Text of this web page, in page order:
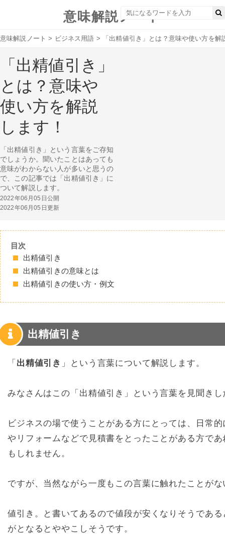
意味解説ノート
意味解説ノート > ビジネス用語 > 「出精値引き」とは？意味や使い方を解
「出精値引き」
とは？意味や
使い方を解説
します！
「出精値引き」という言葉をご存知
でしょうか。聞いたことはあっても
意味がわからない人が多いと思うの
で、この記事では「出精値引き」に
ついて解説します。
2022年06月05日公開
2022年06月05日更新
目次
出精値引き
出精値引きの意味とは
出精値引きの使い方・例文
出精値引き
「 出精値引き 」という言葉について解説します。
みなさんはこの「出精値引き」という言葉を見聞き
ビジネスの場で使うことがある方にとっては、日常
やリフォームなどで見積書をとったことがある方で
もしれません。
ですが、当然ながら一度もこの言葉に触れたことが
値引き。と書いてあるので値段が安くなりそうであ
がとなるとややこしそうです。